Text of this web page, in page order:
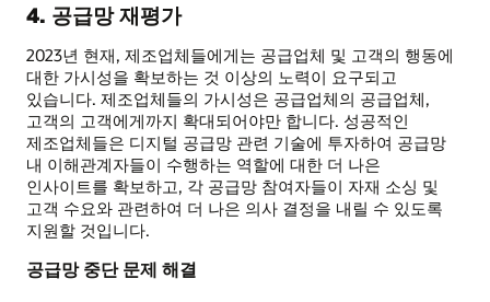
4. 공급망 재평가
2023년 현재, 제조업체들에게는 공급업체 및 고객의 행동에
대한 가시성을 확보하는 것 이상의 노력이 요구되고
있습니다. 제조업체들의 가시성은 공급업체의 공급업체,
고객의 고객에게까지 확대되어야만 합니다. 성공적인
제조업체들은 디지털 공급망 관련 기술에 투자하여 공급망
내 이해관계자들이 수행하는 역할에 대한 더 나은
인사이트를 확보하고, 각 공급망 참여자들이 자재 소싱 및
고객 수요와 관련하여 더 나은 의사 결정을 내릴 수 있도록
지원할 것입니다.
공급망 중단 문제 해결